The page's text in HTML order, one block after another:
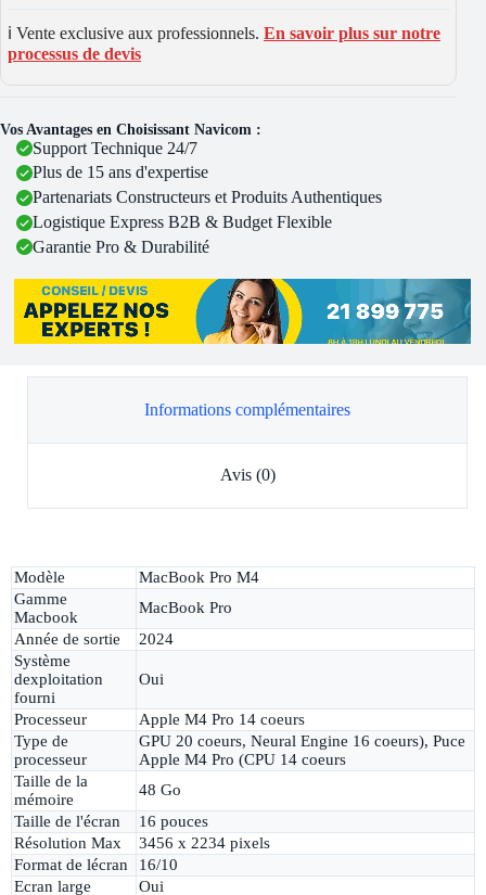
ℹ️ Vente exclusive aux professionnels. En savoir plus sur notre
processus de devis
Vos Avantages en Choisissant Navicom :
Support Technique 24/7
Plus de 15 ans d'expertise
Partenariats Constructeurs et Produits Authentiques
Logistique Express B2B & Budget Flexible
Garantie Pro & Durabilité
Informations complémentaires
Avis (0)
Modèle
MacBook Pro M4
Gamme
Macbook
MacBook Pro
Année de sortie
2024
Système
dexploitation
fourni
Oui
Processeur
Apple M4 Pro 14 coeurs
Type de
processeur
GPU 20 coeurs, Neural Engine 16 coeurs), Puce
Apple M4 Pro (CPU 14 coeurs
Taille de la
mémoire
48 Go
Taille de l'écran
16 pouces
Résolution Max
3456 x 2234 pixels
Format de lécran
16/10
Ecran large
Oui